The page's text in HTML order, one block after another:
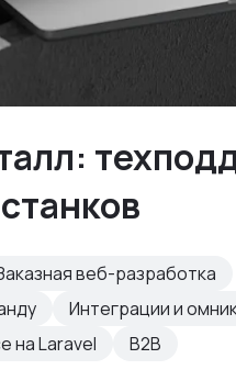
веб-разработка
Интеграции и
на Laravel
B2B